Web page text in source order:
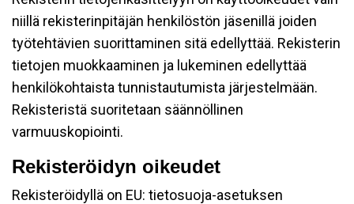
niillä rekisterinpitäjän henkilöstön jäsenillä joiden
työtehtävien suorittaminen sitä edellyttää. Rekisterin
tietojen muokkaaminen ja lukeminen edellyttää
henkilökohtaista tunnistautumista järjestelmään.
Rekisteristä suoritetaan säännöllinen
varmuuskopiointi.
Rekisteröidyn oikeudet
Rekisteröidyllä on EU: tietosuoja-asetuksen